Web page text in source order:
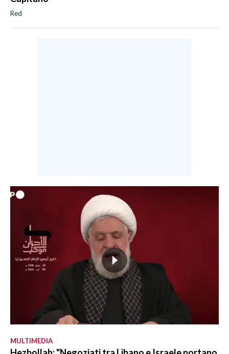
Red
MULTIMEDIA